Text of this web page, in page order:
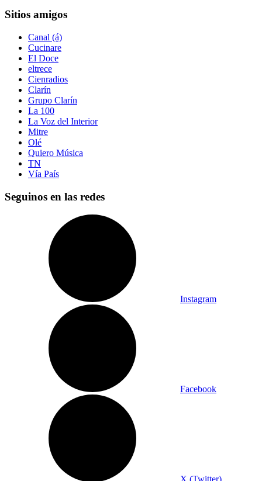
Sitios amigos
Canal (á)
Cucinare
El Doce
eltrece
Cienradios
Clarín
Grupo Clarín
La 100
La Voz del Interior
Mitre
Olé
Quiero Música
TN
Vía País
Seguinos en las redes
Instagram
Facebook
X (Twitter)